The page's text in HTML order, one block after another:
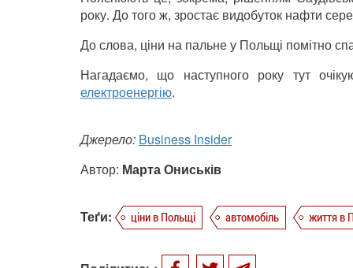
року. До того ж, зростає видобуток нафти
До слова, ціни на пальне у Польщі помітно
Нагадаємо, що наступного року тут
електроенергію.
Джерело: Business Insider
Автор: Марта Ониськів
Теґи: ціни в Польщі автомобіль життя в